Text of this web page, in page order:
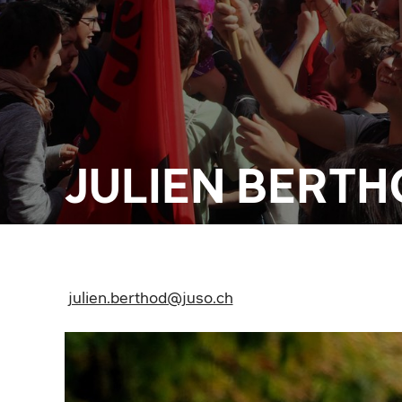
JULIEN
julien.berthod@juso.ch